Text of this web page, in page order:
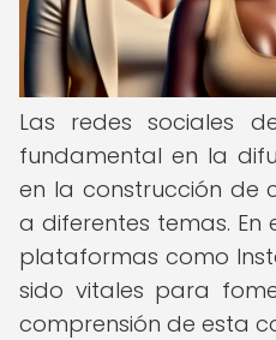
Las redes sociales
fundamental en la
en la construcción de
a diferentes temas.
plataformas como
sido vitales para
comprensión de esta